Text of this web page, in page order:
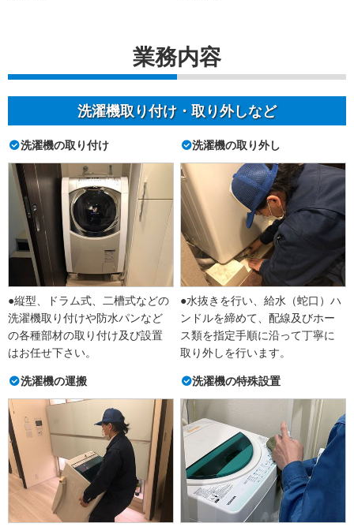
業務内容
洗濯機取り付け・取り外しなど
洗濯機の取り付け
●縦型、ドラム式、二槽式などの
洗濯機取り付けや防水パンなど
の各種部材の取り付け及び設置
はお任せ下さい。
洗濯機の取り外し
●水抜きを行い、給水（蛇口）ハ
ンドルを締めて、配線及びホー
ス類を指定手順に沿って丁寧に
取り外しを行います。
洗濯機の運搬 洗濯機の特殊設置